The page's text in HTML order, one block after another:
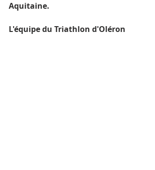
Aquitaine.
L'équipe du Triathlon d'Oléron